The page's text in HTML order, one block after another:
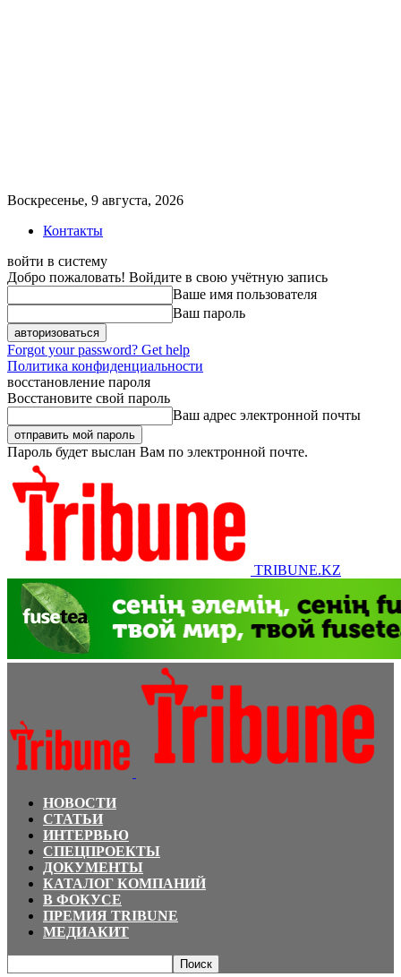
Воскресенье, 9 августа, 2026
Контакты
войти в систему
Добро пожаловать! Войдите в свою учётную запись
Ваше имя пользователя
Ваш пароль
Forgot your password? Get help
Политика конфиденциальности
восстановление пароля
Восстановите свой пароль
Ваш адрес электронной почты
Пароль будет выслан Вам по электронной почте.
TRIBUNE.KZ
НОВОСТИ
СТАТЬИ
ИНТЕРВЬЮ
СПЕЦПРОЕКТЫ
ДОКУМЕНТЫ
КАТАЛОГ КОМПАНИЙ
В ФОКУСЕ
ПРЕМИЯ TRIBUNE
МЕДИАКИТ